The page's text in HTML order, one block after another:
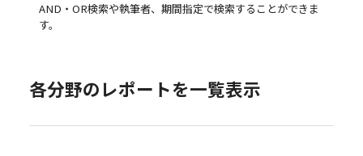
AND・OR検索や執筆者、期間指定で検索することができま
す。
各分野のレポートを一覧表示